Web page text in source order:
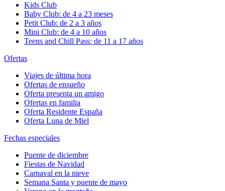
Kids Club
Baby Club: de 4 a 23 meses
Petit Club: de 2 a 3 años
Mini Club: de 4 a 10 años
Teens and Chill Pass: de 11 a 17 años
Ofertas
Viajes de última hora
Ofertas de ensueño
Oferta presenta un amigo
Ofertas en familia
Oferta Residente España
Oferta Luna de Miel
Fechas especiales
Puente de diciembre
Fiestas de Navidad
Carnaval en la nieve
Semana Santa y puente de mayo